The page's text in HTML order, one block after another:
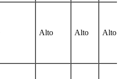
Alto Alto Alto